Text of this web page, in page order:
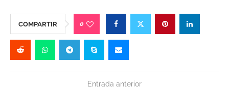
COMPARTIR 0
Entrada anterior